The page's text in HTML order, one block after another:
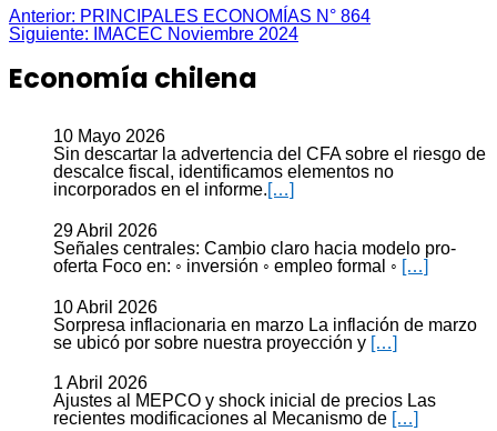
Navegación
de
entradas
Anterior: PRINCIPALES ECONOMÍAS N° 864
Siguiente:
IMACEC Noviembre 2024
Economía chilena
10 Mayo 2026
Sin descartar la advertencia del CFA sobre el riesgo de
descalce fiscal, identificamos elementos no
incorporados en el informe.[…]
29 Abril 2026
Señales centrales: Cambio claro hacia modelo pro-
oferta Foco en: ◦ inversión ◦ empleo formal ◦ […]
10 Abril 2026
Sorpresa inflacionaria en marzo La inflación de marzo
se ubicó por sobre nuestra proyección y […]
1 Abril 2026
Ajustes al MEPCO y shock inicial de precios Las
recientes modificaciones al Mecanismo de […]